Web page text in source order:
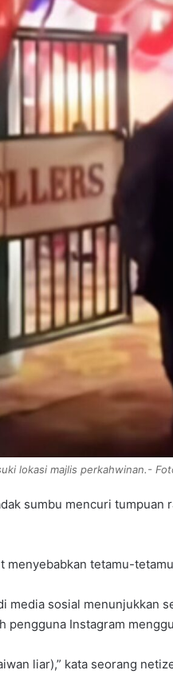
lokasi majlis perkahwinan.-
sumbu mencuri
menyebabkan tetamu-
media sosial menunjukkan
pengguna Instagram
liar),” kata seorang